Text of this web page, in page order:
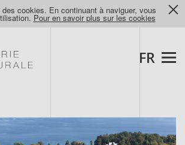
cookies. En continuant à naviguer, vous
Pour en savoir plus sur les cookies
FR